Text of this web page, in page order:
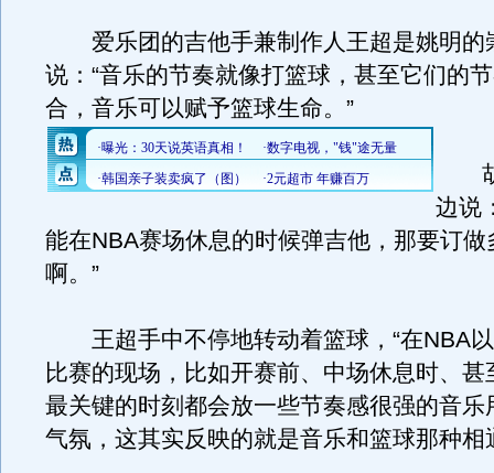
爱乐团的吉他手兼制作人王超是姚明的
说：“音乐的节奏就像打篮球，甚至它们的
合，音乐可以赋予篮球生命。 ”
胡
边说
能在NBA赛场休息的时候弹吉他，那要订做
啊。”
王超手中不停地转动着篮球，“在NBA
比赛的现场，比如开赛前、中场休息时、甚
最关键的时刻都会放一些节奏感很强的音乐
气氛，这其实反映的就是音乐和篮球那种相